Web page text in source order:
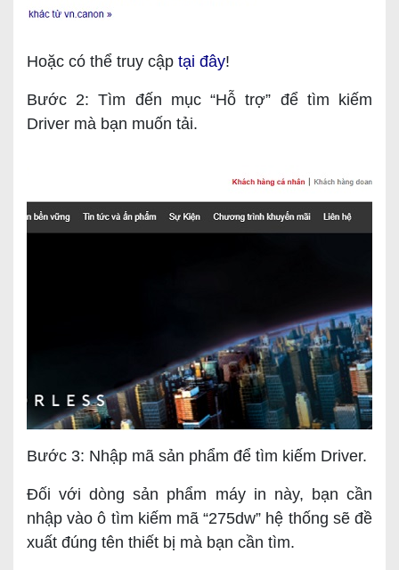
Hoặc có thể truy cập tại đây!
Bước 2: Tìm đến mục “Hỗ trợ” để tìm kiếm
Driver mà bạn muốn tải.
Bước 3: Nhập mã sản phẩm để tìm kiếm Driver.
Đối với dòng sản phẩm máy in này, bạn cần
nhập vào ô tìm kiếm mã “275dw” hệ thống sẽ đề
xuất đúng tên thiết bị mà bạn cần tìm.